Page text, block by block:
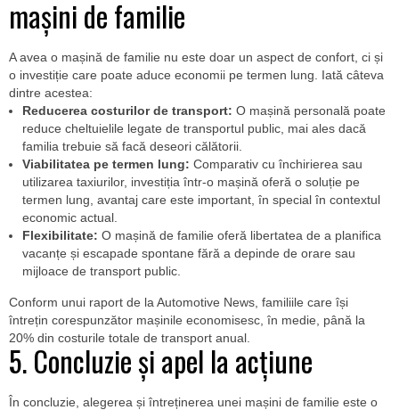
mașini de familie
A avea o mașină de familie nu este doar un aspect de confort, ci și
o investiție care poate aduce economii pe termen lung. Iată câteva
dintre acestea:
Reducerea costurilor de transport: O mașină personală poate
reduce cheltuielile legate de transportul public, mai ales dacă
familia trebuie să facă deseori călătorii.
Viabilitatea pe termen lung: Comparativ cu închirierea sau
utilizarea taxiurilor, investiția într-o mașină oferă o soluție pe
termen lung, avantaj care este important, în special în contextul
economic actual.
Flexibilitate: O mașină de familie oferă libertatea de a planifica
vacanțe și escapade spontane fără a depinde de orare sau
mijloace de transport public.
Conform unui raport de la Automotive News, familiile care își
întrețin corespunzător mașinile economisesc, în medie, până la
20% din costurile totale de transport anual.
5. Concluzie și apel la acțiune
În concluzie, alegerea și întreținerea unei mașini de familie este o